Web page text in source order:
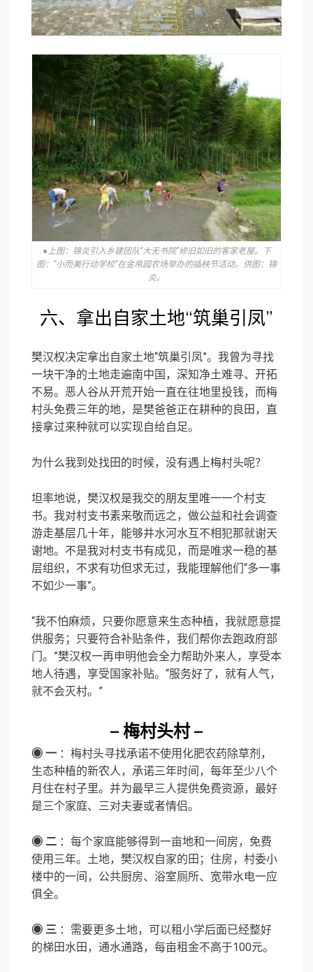
●上图：锦炎引入乡建团队“大无书院”修旧如旧的客家老屋。下
图：“小而美行动学校”在金帛园农场举办的插秧节活动。供图：锦
炎。
六、拿出自家土地“筑巢引凤”
樊汉权决定拿出自家土地“筑巢引凤”。我曾为寻找
一块干净的土地走遍南中国，深知净土难寻、开拓
不易。恶人谷从开荒开始一直在往地里投钱，而梅
村头免费三年的地，是樊爸爸正在耕种的良田，直
接拿过来种就可以实现自给自足。
为什么我到处找田的时候，没有遇上梅村头呢？
坦率地说，樊汉权是我交的朋友里唯一一个村支
书。我对村支书素来敬而远之，做公益和社会调查
游走基层几十年，能够井水河水互不相犯那就谢天
谢地。不是我对村支书有成见，而是唯求一稳的基
层组织，不求有功但求无过，我能理解他们“多一事
不如少一事”。
“我不怕麻烦，只要你愿意来生态种植，我就愿意提
供服务；只要符合补贴条件，我们帮你去跑政府部
门。”樊汉权一再申明他会全力帮助外来人，享受本
地人待遇，享受国家补贴。“服务好了，就有人气，
就不会灭村。”
– 梅村头村 –
◉ 一 ：梅村头寻找承诺不使用化肥农药除草剂，
生态种植的新农人，承诺三年时间，每年至少八个
月住在村子里。并为最早三人提供免费资源，最好
是三个家庭、三对夫妻或者情侣。
◉ 二 ：每个家庭能够得到一亩地和一间房，免费
使用三年。土地，樊汉权自家的田；住房，村委小
楼中的一间，公共厨房、浴室厕所、宽带水电一应
俱全。
◉ 三 ：需要更多土地，可以租小学后面已经整好
的梯田水田，通水通路，每亩租金不高于100元。